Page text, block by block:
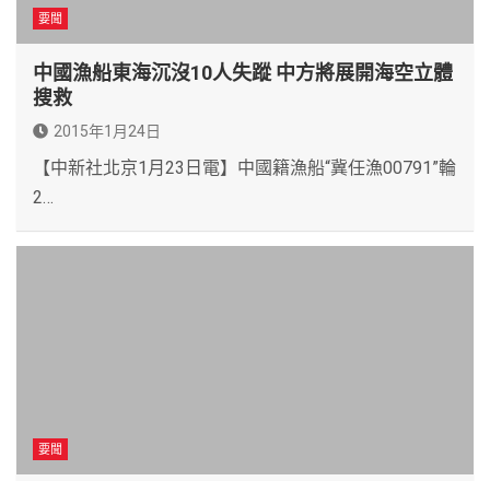
要聞
中國漁船東海沉沒10人失蹤 中方將展開海空立體
搜救
2015年1月24日
【中新社北京1月23日電】中國籍漁船“冀任漁00791”輪
2…
要聞